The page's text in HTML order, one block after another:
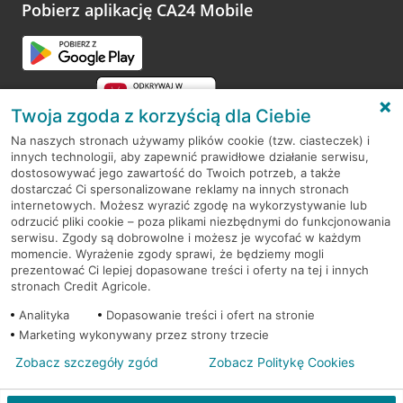
opinie.
Pobierz aplikację CA24 Mobile
RODO
Regulamin serwisu
Mapa serwisu
PolitykaCookies
© 2026 Credit Agricole Bank Polska S.A. Wszelkie prawa zastrzeżone
Twoja zgoda z korzyścią dla Ciebie
Na naszych stronach używamy plików cookie (tzw. ciasteczek) i
innych technologii, aby zapewnić prawidłowe działanie serwisu,
dostosowywać jego zawartość do Twoich potrzeb, a także
dostarczać Ci spersonalizowane reklamy na innych stronach
internetowych. Możesz wyrazić zgodę na wykorzystywanie lub
odrzucić pliki cookie – poza plikami niezbędnymi do funkcjonowania
serwisu. Zgody są dobrowolne i możesz je wycofać w każdym
momencie. Wyrażenie zgody sprawi, że będziemy mogli
prezentować Ci lepiej dopasowane treści i oferty na tej i innych
stronach Credit Agricole.
Analityka
Dopasowanie treści i ofert na stronie
Marketing wykonywany przez strony trzecie
Zobacz szczegóły zgód Zobacz Politykę Cookies